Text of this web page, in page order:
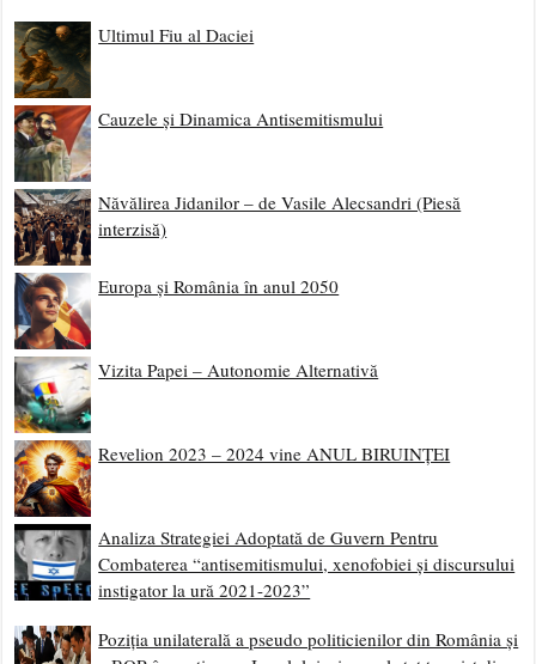
Ultimul Fiu al Daciei
Cauzele și Dinamica Antisemitismului
Năvălirea Jidanilor – de Vasile Alecsandri (Piesă
interzisă)
Europa și România în anul 2050
Vizita Papei – Autonomie Alternativă
Revelion 2023 – 2024 vine ANUL BIRUINȚEI
Analiza Strategiei Adoptată de Guvern Pentru
Combaterea “antisemitismului, xenofobiei și discursului
instigator la ură 2021-2023”
Poziția unilaterală a pseudo politicienilor din România și